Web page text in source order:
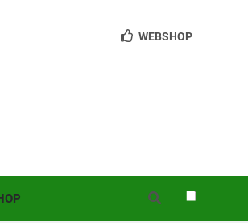
az Érdi VSE!
pályára Érden
WEBSHOP